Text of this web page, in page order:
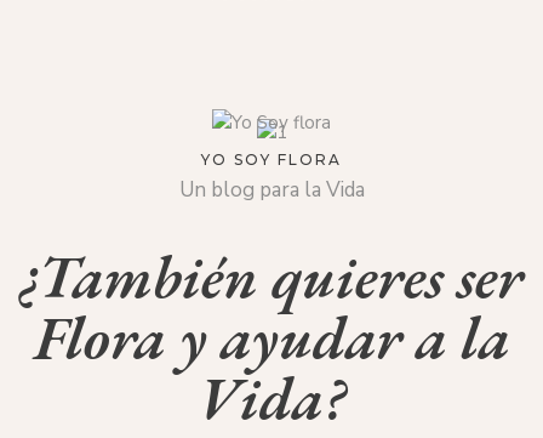
YO SOY FLORA
Un blog para la Vida
¿También quieres ser
Flora y ayudar a la
Vida?